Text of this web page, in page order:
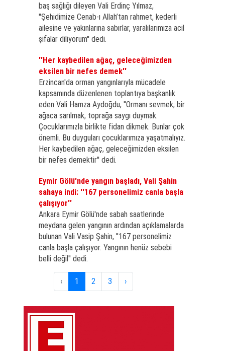
baş sağlığı dileyen Vali Erdinç Yılmaz,
''Şehidimize Cenab-ı Allah’tan rahmet, kederli
ailesine ve yakınlarına sabırlar, yaralılarımıza acil
şifalar diliyorum'' dedi.
''Her kaybedilen ağaç, geleceğimizden
eksilen bir nefes demek''
Erzincan'da orman yangınlarıyla mücadele
kapsamında düzenlenen toplantıya başkanlık
eden Vali Hamza Aydoğdu, ''Ormanı sevmek, bir
ağaca sarılmak, toprağa saygı duymak.
Çocuklarımızla birlikte fidan dikmek. Bunlar çok
önemli. Bu duyguları çocuklarımıza yaşatmalıyız.
Her kaybedilen ağaç, geleceğimizden eksilen
bir nefes demektir'' dedi.
Eymir Gölü'nde yangın başladı, Vali Şahin
sahaya indi: ''167 personelimiz canla başla
çalışıyor''
Ankara Eymir Gölü'nde sabah saatlerinde
meydana gelen yangının ardından açıklamalarda
bulunan Vali Vasip Şahin, ''167 personelimiz
canla başla çalışıyor. Yangının henüz sebebi
belli değil'' dedi.
‹ 1 2 3 ›